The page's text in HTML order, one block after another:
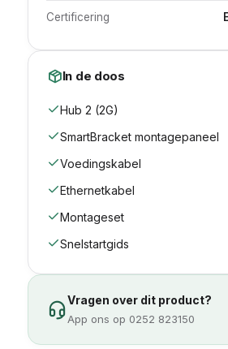
Certificering
In de doos
Hub 2 (2G)
SmartBracket montagepaneel
Voedingskabel
Ethernetkabel
Montageset
Snelstartgids
Vragen over dit product?
App ons op 0252 823150